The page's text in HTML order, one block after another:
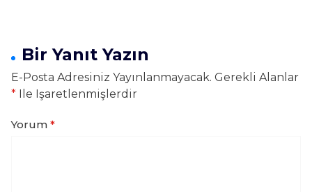
Bir Yanıt Yazın
E-Posta Adresiniz Yayınlanmayacak. Gerekli Alanlar
* Ile Işaretlenmişlerdir
Yorum *